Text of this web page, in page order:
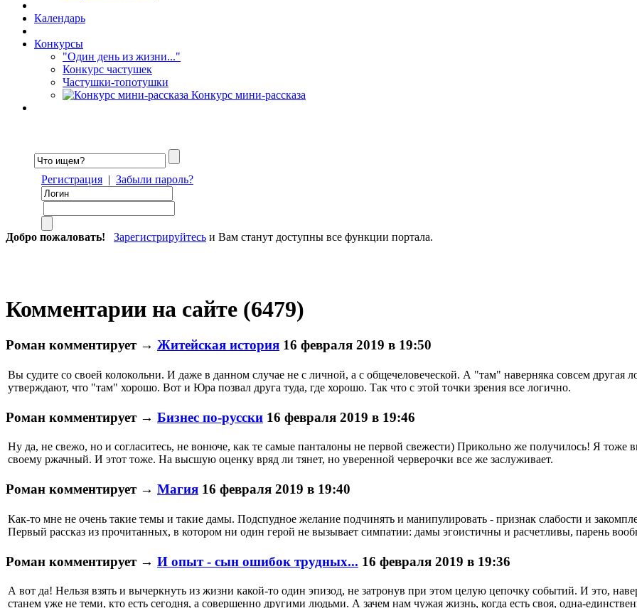
Календарь
Конкурсы
"Один день из жизни..."
Конкурс частушек
Частушки-топотушки
Конкурс мини-рассказа
Регистрация | Забыли пароль?
Добро пожаловать! Зарегистрируйтесь и Вам станут доступны все функции портала.
Комментарии на сайте (6479)
Роман комментирует→ Житейская история 16 февраля 2019 в 19:50
Вы судите со своей колокольни. И даже в данном случае не с личной, а с общечеловеческой. А "там" наверняка совсем
утверждают, что "там" хорошо. Вот и Юра позвал друга туда, где хорошо. Так что с этой точки зрения все логично.
Роман комментирует→ Бизнес по-русски 16 февраля 2019 в 19:46
Ну да, не свежо, но и согласитесь, не вонюче, как те самые панталоны не первой свежести) Прикольно же получилось! Я
своему ржачный. И этот тоже. На высшую оценку вряд ли тянет, но уверенной черверочки все же заслуживает.
Роман комментирует→ Магия 16 февраля 2019 в 19:40
Как-то мне не очень такие темы и такие дамы. Подспудное желание подчинять и манипулировать - признак слабости и
Первый рассказ из прочитанных, в котором ни один герой не вызывает симпатии: дамы эгоистичны и расчетливы, парень
Роман комментирует→ И опыт - сын ошибок трудных... 16 февраля 2019 в 19:36
А вот да! Нельзя взять и вычеркнуть из жизни какой-то один эпизод, не затронув при этом целую цепочку событий. И это,
станем уже не теми, кто есть сегодня, а совершенно другими людьми. А зачем нам чужая жизнь, когда есть своя, одна-